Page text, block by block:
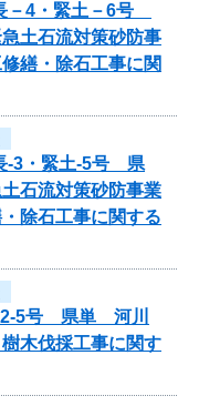
－4・緊土－6号
土石流対策砂防事
繕・除石工事に関
-3・緊土-5号 県
石流対策砂防事業
除石工事に関する
5号 県単 河川
木伐採工事に関す